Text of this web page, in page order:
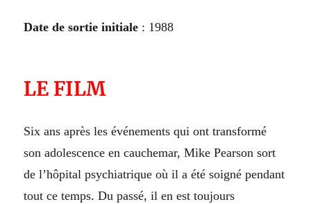
Date de sortie initiale : 1988
LE FILM
Six ans après les événements qui ont transformé
son adolescence en cauchemar, Mike Pearson sort
de l’hôpital psychiatrique où il a été soigné pendant
tout ce temps. Du passé, il en est toujours